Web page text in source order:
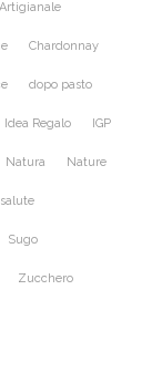
Artigianale
Chardonnay
dopo pasto
Idea Regalo IGP
Natura Nature
salute
Sugo
Zucchero